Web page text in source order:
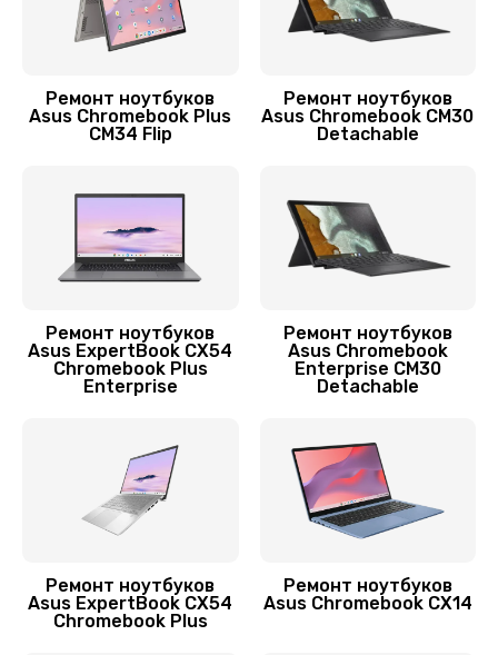
3900 руб.
Замена контроллера питания
Замена процессора
Заказать
Ремонт подсветки
Заказать
Замена системы охлаждения
Заказать
Замена аккумулятора
Ремонт ноутбуков
Asus Chromebook Plus
CM34 Flip
Ремонт ноутбуков
Asus Chromebook CM30
Detachable
Ремонт ноутбуков
Asus ExpertBook CX54
Chromebook Plus
Enterprise
Ремонт ноутбуков
Asus Chromebook
Enterprise CM30
Detachable
Ремонт ноутбуков
Asus ExpertBook CX54
Chromebook Plus
Ремонт ноутбуков
Asus Chromebook CX14